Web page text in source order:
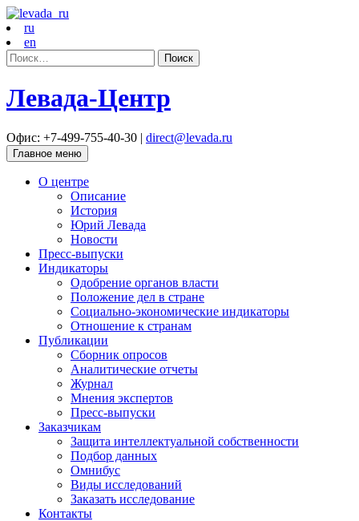
ru
en
Найти:
Левада-Центр
Офис: +7-499-755-40-30 | direct@levada.ru
Главное меню
О центре
Описание
История
Юрий Левада
Новости
Пресс-выпуски
Индикаторы
Одобрение органов власти
Положение дел в стране
Социально-экономические индикаторы
Отношение к странам
Публикации
Сборник опросов
Аналитические отчеты
Журнал
Мнения экспертов
Пресс-выпуски
Заказчикам
Защита интеллектуальной собственности
Подбор данных
Омнибус
Виды исследований
Заказать исследование
Контакты